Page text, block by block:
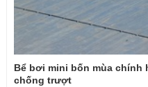
Đừng để những cơn mưa bất
hưởng đến công việc của
màu hồng để luôn chủ động và
Bể bơi mini bốn mùa chính
chống trượt